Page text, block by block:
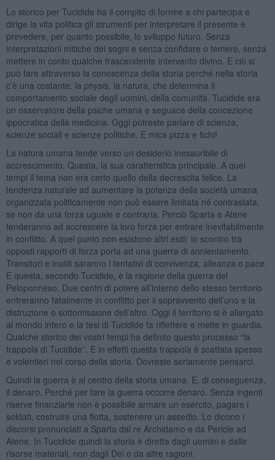
Lo storico per Tucidide ha il compito di fornire a chi partecipa e
dirige la vita politica gli strumenti per interpretare il presente e
prevedere, per quanto possibile, lo sviluppo futuro. Senza
interpretazioni mitiche dei sogni e senza confidare o temere, senza
mettere in conto qualche trascendente intervento divino. E ciò si
può fare attraverso la conoscenza della storia perché nella storia
c’è una costante: la physis, la natura, che determina il
comportamento sociale degli uomini, della comunità. Tucidide era
un osservatore della psiche umana e seguace della concezione
ippocratica della medicina. Oggi potreste parlare di scienza,
scienze sociali e scienze politiche. E mica pizza e fichi!
La natura umana tende verso un desiderio inesauribile di
accrescimento. Questa, la sua caratteristica principale. A quei
tempi il tema non era certo quello della decrescita felice. La
tendenza naturale ad aumentare la potenza della società umana
organizzata politicamente non può essere limitata né contrastata,
se non da una forza uguale e contraria. Perciò Sparta e Atene
tenderanno ad accrescere la loro forza per entrare inevitabilmente
in conflitto. A quel punto non esistono altri esiti: lo scontro tra
opposti rapporti di forza porta ad una guerra di annientamento.
Transitori e inutili saranno i tentativi di convivenza, alleanza o pace.
E questa, secondo Tucidide, è la ragione della guerra del
Peloponneso. Due centri di potere all’interno dello stesso territorio
entreranno fatalmente in conflitto per il sopravvento dell’uno e la
distruzione o sottomissione dell’altro. Oggi il territorio si è allargato
al mondo intero e la tesi di Tucidide fa riflettere e mette in guardia.
Qualche storico dei vostri tempi ha definito questo processo “la
trappola di Tucidide”. E in effetti questa trappola è scattata spesso
e volentieri nel corso della storia. Dovreste seriamente pensarci.
Quindi la guerra è al centro della storia umana. E, di conseguenza,
il denaro. Perché per fare la guerra occorre denaro. Senza ingenti
riserve finanziarie non è possibile armare un esercito, pagare i
soldati, costruire una flotta, sostenere un assedio. Lo dicono i
discorsi pronunciati a Sparta dal re Archidamo e da Pericle ad
Atene. In Tucidide quindi la storia è diretta dagli uomini e dalle
risorse materiali, non dagli Dei o da altre ragioni.